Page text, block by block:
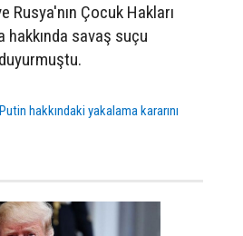
Rusya'nın Çocuk Hakları
savaş suçu
hakkındaki yakalama kararını